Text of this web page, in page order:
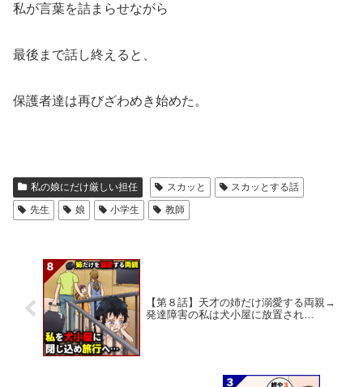
私が言葉を詰まらせながら
最後まで話し終えると、
保護者達は再びざわめき始めた。
私の娘にだけ厳しい担任 スカッと
スカッとする話
先生
娘 小学生 教師
【第８話】天才の姉だけ溺愛する両親→
発達障害の私は犬小屋に放置され…